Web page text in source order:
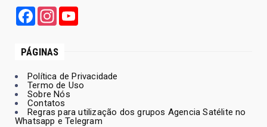
FacebookInstagram
PÁGINAS
Política de Privacidade
Termo de Uso
Sobre Nós
Contatos
Regras para utilização dos grupos Agencia Satélite no
Whatsapp e Telegram